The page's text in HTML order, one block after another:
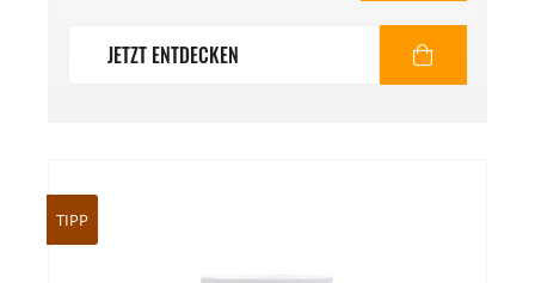
JETZT ENTDECKEN
TIPP